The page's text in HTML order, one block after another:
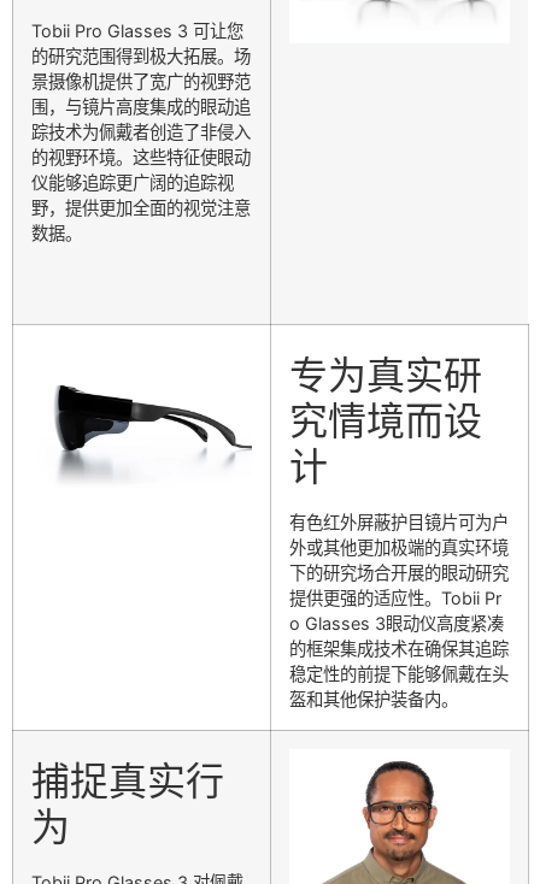
Tobii Pro Glasses 3 可让您
的研究范围得到极大拓展。场
景摄像机提供了宽广的视野范
围，与镜片高度集成的眼动追
踪技术为佩戴者创造了非侵入
的视野环境。这些特征使眼动
仪能够追踪更广阔的追踪视
野，提供更加全面的视觉注意
数据。
专为真实研
究情境而设
计
有色红外屏蔽护目镜片可为户
外或其他更加极端的真实环境
下的研究场合开展的眼动研究
提供更强的适应性。Tobii Pr
o Glasses 3眼动仪高度紧凑
的框架集成技术在确保其追踪
稳定性的前提下能够佩戴在头
盔和其他保护装备内。
捕捉真实行
为